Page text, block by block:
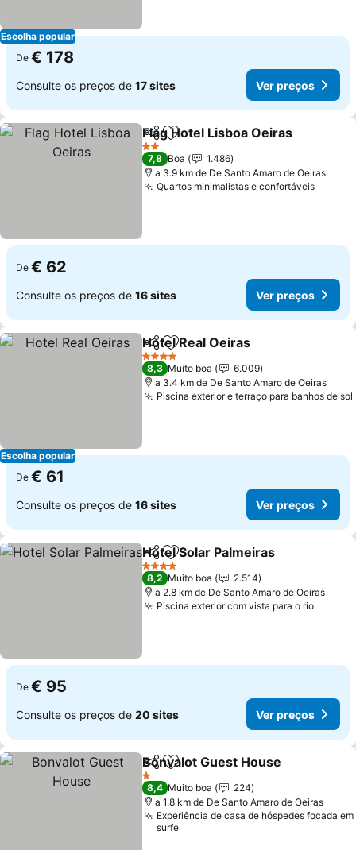
Escolha popular
De € 178
Consulte os preços de 17 sites Ver preços
PartilharAdicionar aos favoritos
Flag Hotel Lisboa Oeiras
2 Estrelas
7,8 Boa
1.486
a 3.9 km de De Santo Amaro de Oeiras
Quartos minimalistas e confortáveisVer
De € 62
Consulte os preços de 16 sites Ver preços
Escolha popular
PartilharAdicionar aos favoritos
Hotel Real Oeiras
4 Estrelas
8,3 Muito boa
6.009
a 3.4 km de De Santo Amaro de Oeiras
Piscina exterior e terraço para banhos de sol
De € 61
Consulte os preços de 16 sites Ver preços
PartilharAdicionar aos favoritos
Hotel Solar Palmeiras
4 Estrelas
8,2 Muito boa
2.514
a 2.8 km de De Santo Amaro de Oeiras
Piscina exterior com vista para o rioVer
De € 95
Consulte os preços de 20 sites Ver preços
PartilharAdicionar aos favoritos
Bonvalot Guest House
1 Estrelas
8,4 Muito boa
224
a 1.8 km de De Santo Amaro de Oeiras
Experiência de casa de hóspedes focada em
surfe